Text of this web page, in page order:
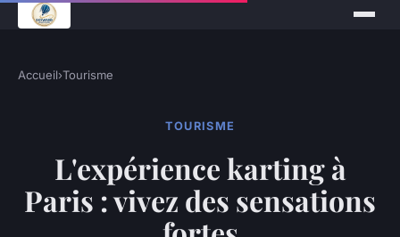
Accueil›Tourisme
TOURISME
L'expérience karting à
Paris : vivez des sensations